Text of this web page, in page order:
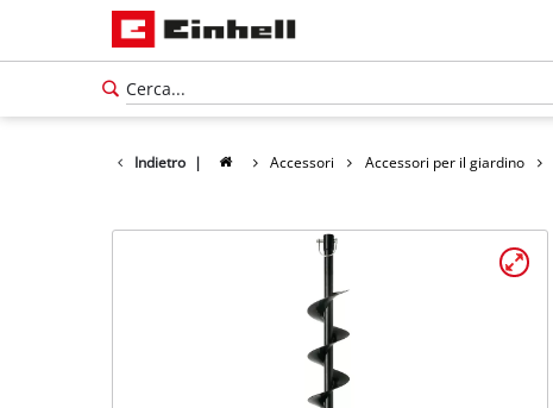
Indietro | Accessori Accessori per il giardino